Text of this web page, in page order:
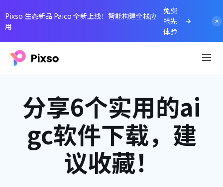
Pixso 生态新品 Paico 全新上线！智能构建全栈应
用
免费
抢先
体验
分享6个实用的ai
gc软件下载，建
议收藏！